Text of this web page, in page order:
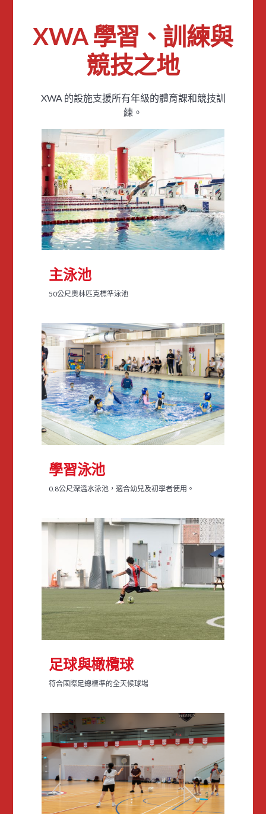
XWA 學習、訓練與
競技之地
XWA 的設施支援所有年級的體育課和競技訓
練。
主泳池
50公尺奧林匹克標準泳池
學習泳池
0.8公尺深溫水泳池，適合幼兒及初學者使用。
足球與橄欖球
符合國際足總標準的全天候球場